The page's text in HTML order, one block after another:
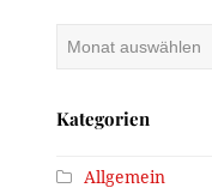
Kategorien
Allgemein